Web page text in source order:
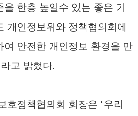
한층 높일수 있는 좋은 기
개인정보위와 정책협의회에
여 안전한 개인정보 환경을 만
고 밝혔다.
호정책협의회 회장은 “우리